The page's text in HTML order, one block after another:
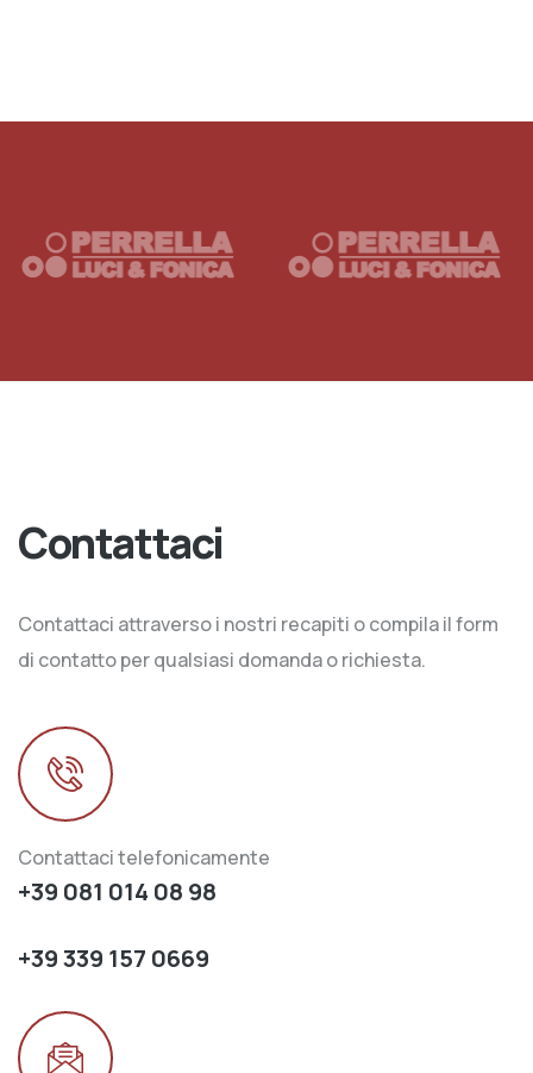
Contattaci
Contattaci attraverso i nostri recapiti o compila il form
di contatto per qualsiasi domanda o richiesta.
Contattaci telefonicamente
+39 081 014 08 98
+39 339 157 0669